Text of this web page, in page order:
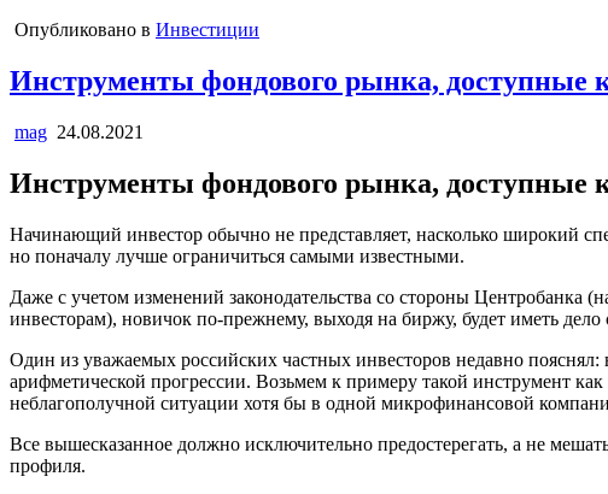
Опубликовано в Инвестиции
Инструменты фондового рынка,
mag 24.08.2021
Инструменты фондового рынка,
Начинающий инвестор обычно не представляет, насколько широкий
но поначалу лучше ограничиться самыми известными.
Даже с учетом изменений законодательства со стороны
инвесторам), новичок по-прежнему, выходя на биржу, будет иметь
Один из уважаемых российских частных инвесторов недавно
арифметической прогрессии. Возьмем к примеру такой инструмент
неблагополучной ситуации хотя бы в одной микрофинансовой
Все вышесказанное должно исключительно предостерегать, а не
профиля.